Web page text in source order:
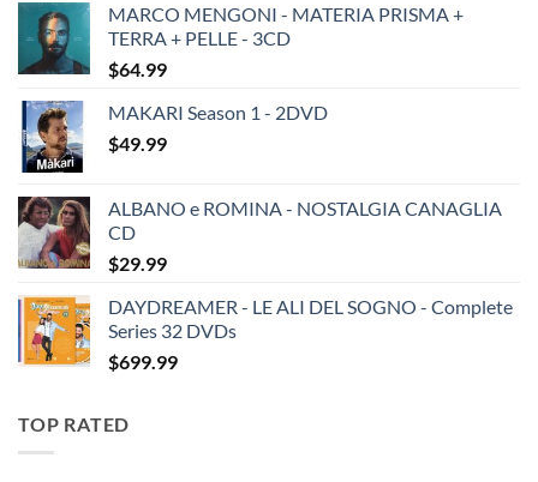
MARCO MENGONI - MATERIA PRISMA +
TERRA + PELLE - 3CD
$64.99
MAKARI Season 1 - 2DVD
$49.99
ALBANO e ROMINA - NOSTALGIA CANAGLIA
CD
$29.99
DAYDREAMER - LE ALI DEL SOGNO - Complete
Series 32 DVDs
$699.99
TOP RATED